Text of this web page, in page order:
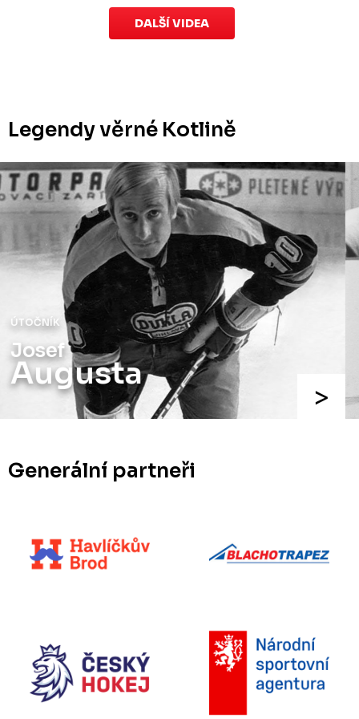
DALŠÍ VIDEA
Legendy věrné Kotlině
OBRÁNCE
Milan
Chalupa
Generální partneři